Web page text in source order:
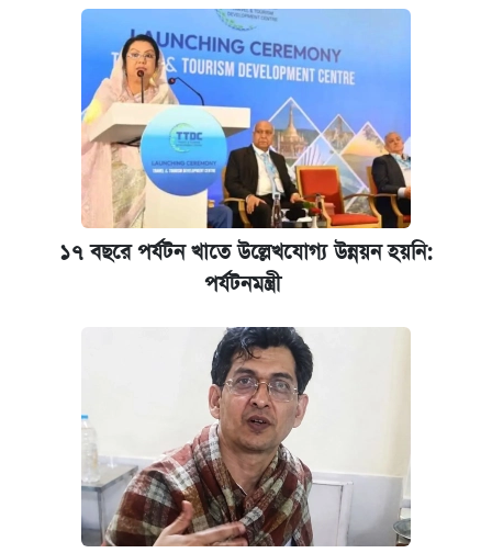
আবেদন শুরু
১৭ বছরে পর্যটন খাতে উল্লেখযোগ্য উন্নয়ন হয়নি:
পর্যটনমন্ত্রী